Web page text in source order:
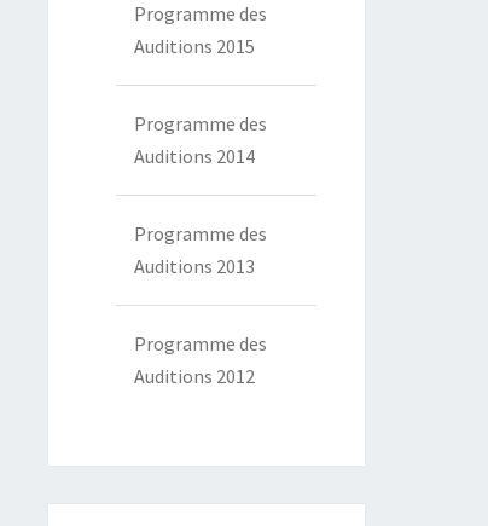
Programme des
Auditions 2015
Programme des
Auditions 2014
Programme des
Auditions 2013
Programme des
Auditions 2012